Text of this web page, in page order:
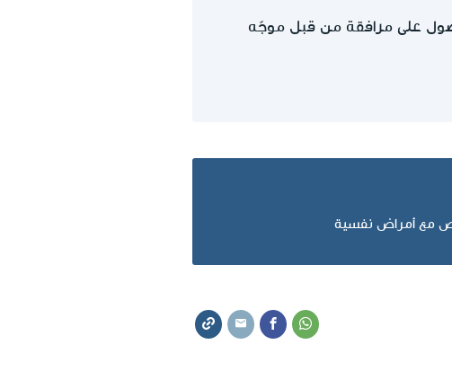
على مرافقة من قبل موجّه
مع أمراض نفسية